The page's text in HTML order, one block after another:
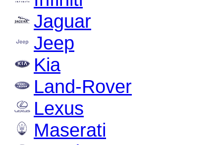
Jaguar
Jeep
Kia
Land-Rover
Lexus
Maserati